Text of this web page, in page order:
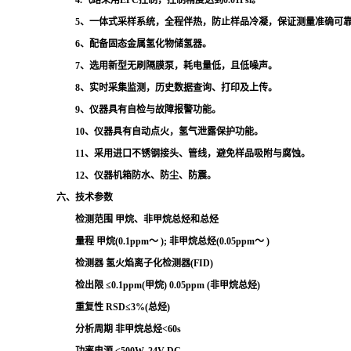
5、一体式采样系统，全程伴热，防止样品冷凝，保证测量准确可
6、配备固态金属氢化物储氢器。
7、选用新型无刷隔膜泵，耗电量低，且低噪声。
8、实时采集监测，历史数据查询、打印及上传。
9、仪器具有自检与故障报警功能。
10、仪器具有自动点火，氢气泄露保护功能。
11、采用进口不锈钢接头、管线，避免样品吸附与腐蚀。
12、仪器机箱防水、防尘、防震。
六、技术参数
检测范围 甲烷、非甲烷总烃和总烃
量程 甲烷(0.1ppm～ ); 非甲烷总烃(0.05ppm～ )
检测器 氢火焰离子化检测器(FID)
检出限 ≤0.1ppm(甲烷) 0.05ppm (非甲烷总烃)
重复性 RSD≤3%(总烃)
分析周期 非甲烷总烃<60s